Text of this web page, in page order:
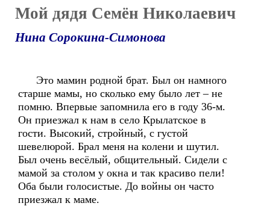
Мой дядя Семён Николаевич
Нина Сорокина-Симонова
Это мамин родной брат. Был он намного
старше мамы, но сколько ему было лет – не
помню. Впервые запомнила его в году 36-м.
Он приезжал к нам в село Крылатское в
гости. Высокий, стройный, с густой
шевелюрой. Брал меня на колени и шутил.
Был очень весёлый, общительный. Сидели с
мамой за столом у окна и так красиво пели!
Оба были голосистые. До войны он часто
приезжал к маме.